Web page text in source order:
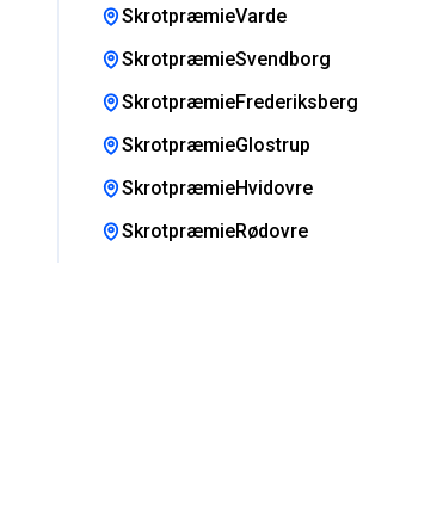
SkrotpræmieVarde
SkrotpræmieSvendborg
SkrotpræmieFrederiksberg
SkrotpræmieGlostrup
SkrotpræmieHvidovre
SkrotpræmieRødovre